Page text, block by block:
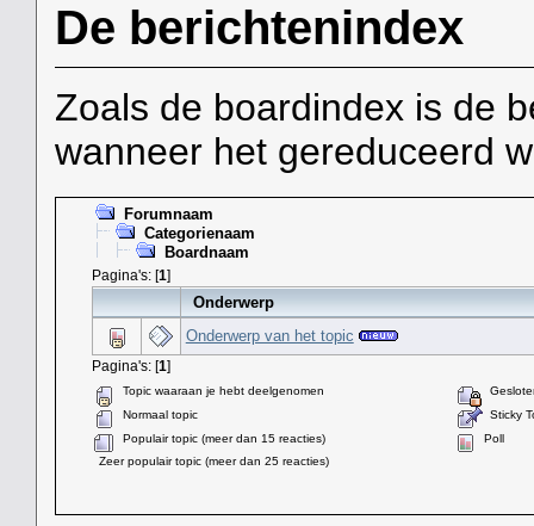
De berichtenindex
Zoals de boardindex is de
wanneer het gereduceerd
Forumnaam
Categorienaam
Boardnaam
Pagina's: [1]
Onderwerp
Onderwerp van het topic
Pagina's: [1]
Topic waaraan je hebt deelgenomen
Normaal topic
Populair topic (meer dan 15 reacties)
Zeer populair topic (meer dan 25 reacties)
Sticky
Poll